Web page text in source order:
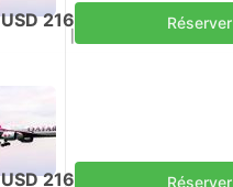
USD 216 Réserver
USD 216 Réserver